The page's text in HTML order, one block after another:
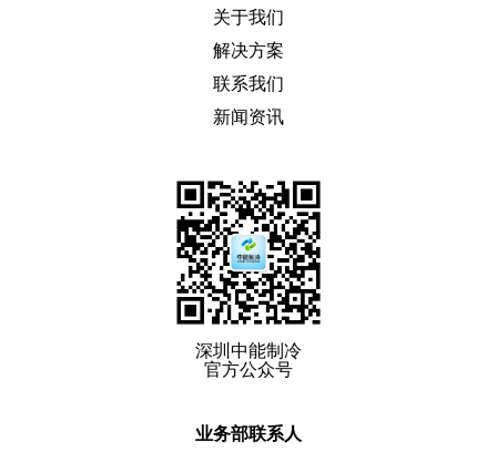
关于我们
解决方案
联系我们
新闻资讯
深圳中能制冷
官方公众号
业务部联系人